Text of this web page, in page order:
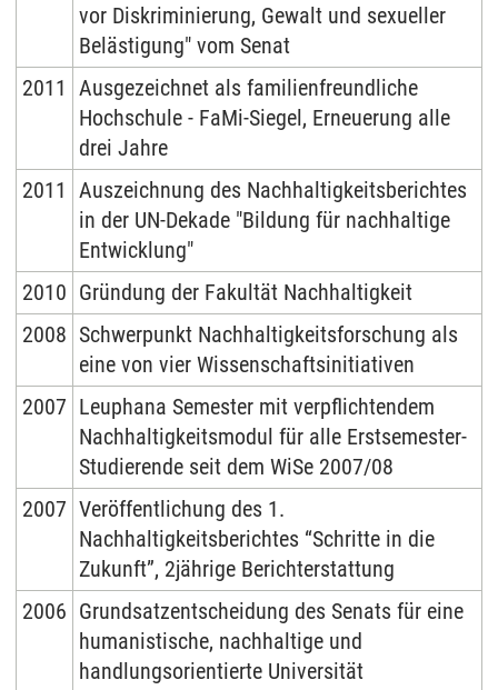
vor Diskriminierung, Gewalt und sexueller
Belästigung" vom Senat
2011 Ausgezeichnet als familienfreundliche
Hochschule - FaMi-Siegel, Erneuerung alle
drei Jahre
2011 Auszeichnung des Nachhaltigkeitsberichtes
in der UN-Dekade "Bildung für nachhaltige
Entwicklung"
2010 Gründung der Fakultät Nachhaltigkeit
2008 Schwerpunkt Nachhaltigkeitsforschung als
eine von vier Wissenschaftsinitiativen
2007 Leuphana Semester mit verpflichtendem
Nachhaltigkeitsmodul für alle Erstsemester-
Studierende seit dem WiSe 2007/08
2007 Veröffentlichung des 1.
Nachhaltigkeitsberichtes “Schritte in die
Zukunft”, 2jährige Berichterstattung
2006 Grundsatzentscheidung des Senats für eine
humanistische, nachhaltige und
handlungsorientierte Universität